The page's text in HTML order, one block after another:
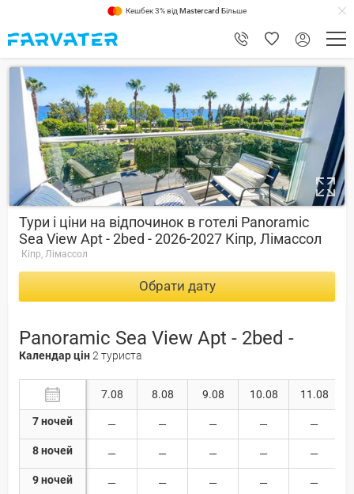
Кешбек 3% від Mastercard Більше
9.4
Тури і ціни на відпочинок в готелі Panoramic
Sea View Apt - 2bed - 2026-2027 Кіпр, Лімассол
Кіпр, Лімассол
Обрати дату
Panoramic Sea View Apt - 2bed -
Календар цін2 туриста
7 ночей
8 ночей
9 ночей
7.08 8.08 9.08 10.08 11.08